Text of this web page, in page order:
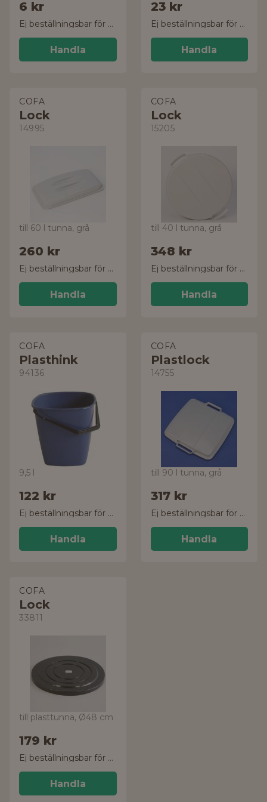
6 kr
Ej beställningsbar för tillfället
Handla
23 kr
Ej beställningsbar för tillfället
Handla
COFA
Lock
14995
till 60 l tunna, grå
260 kr
Ej beställningsbar för tillfället
Handla
COFA
Lock
15205
till 40 l tunna, grå
348 kr
Ej beställningsbar för tillfället
Handla
COFA
Plasthink
94136
9,5 l
122 kr
Ej beställningsbar för tillfället
Handla
COFA
Plastlock
14755
till 90 l tunna, grå
317 kr
Ej beställningsbar för tillfället
Handla
COFA
Lock
33811
till plasttunna, Ø48 cm
179 kr
Ej beställningsbar för tillfället
Handla